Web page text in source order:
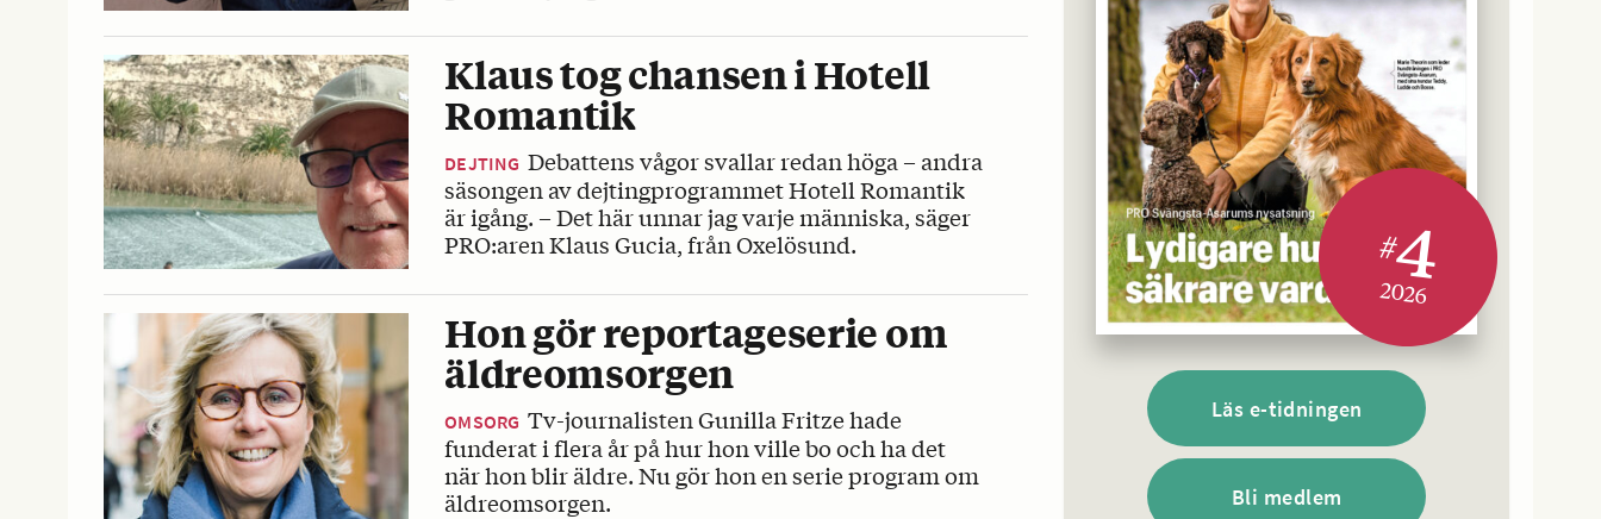
Klaus tog chansen i Hotell
Romantik
DEJTING Debattens vågor svallar redan höga – andra
säsongen av dejtingprogrammet Hotell Romantik
är igång. – Det här unnar jag varje människa, säger
PRO:aren Klaus Gucia, från Oxelösund.
Hon gör reportageserie om
äldreomsorgen
OMSORG Tv-journalisten Gunilla Fritze hade
funderat i flera år på hur hon ville bo och ha det
när hon blir äldre. Nu gör hon en serie program om
äldreomsorgen.
#4
2026
Läs e-tidningen
Bli medlem